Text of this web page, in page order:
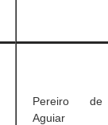
Pereiro de
Aguiar